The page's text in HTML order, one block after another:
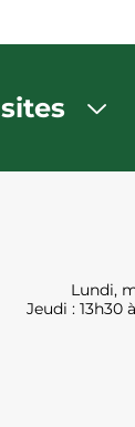
Lundi,
Jeudi : 13h30